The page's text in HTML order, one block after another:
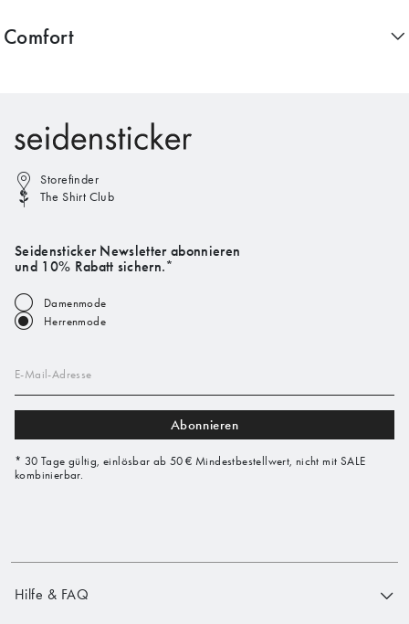
Comfort
Storefinder
The Shirt Club
Seidensticker Newsletter abonnieren
und 10% Rabatt sichern.*
Damenmode
Herrenmode
E-Mail-Adresse
Abonnieren
* 30 Tage gültig, einlösbar ab 50 € Mindestbestellwert, nicht mit SALE
kombinierbar.
Hilfe & FAQ